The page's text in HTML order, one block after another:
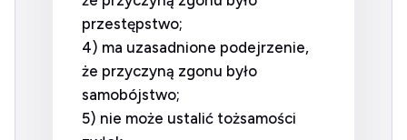
przestępstwo;
4) ma uzasadnione podejrzenie,
że przyczyną zgonu było
samobójstwo;
5) nie może ustalić tożsamości